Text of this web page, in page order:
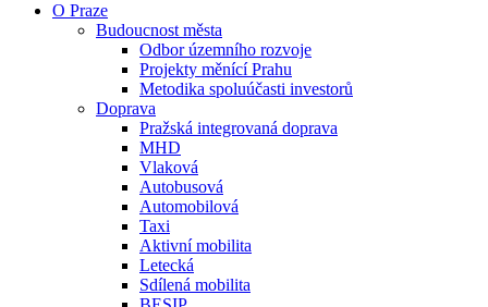
O Praze
Budoucnost města
Odbor územního rozvoje
Projekty měnící Prahu
Metodika spoluúčasti investorů
Doprava
Pražská integrovaná doprava
MHD
Vlaková
Autobusová
Automobilová
Taxi
Aktivní mobilita
Letecká
Sdílená mobilita